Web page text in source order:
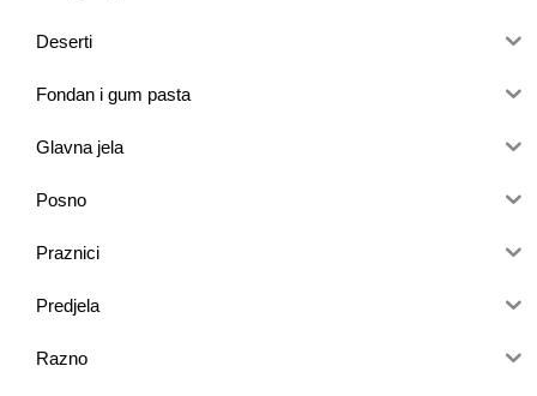
Deserti
Fondan i gum pasta
Glavna jela
Posno
Praznici
Predjela
Razno